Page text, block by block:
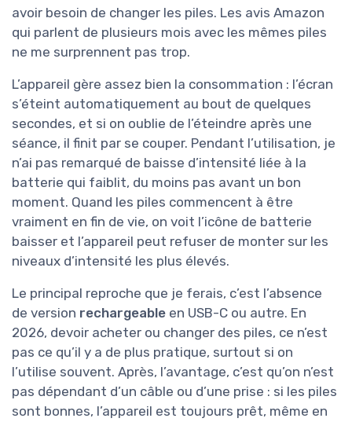
avoir besoin de changer les piles. Les avis Amazon
qui parlent de plusieurs mois avec les mêmes piles
ne me surprennent pas trop.
L’appareil gère assez bien la consommation : l’écran
s’éteint automatiquement au bout de quelques
secondes, et si on oublie de l’éteindre après une
séance, il finit par se couper. Pendant l’utilisation, je
n’ai pas remarqué de baisse d’intensité liée à la
batterie qui faiblit, du moins pas avant un bon
moment. Quand les piles commencent à être
vraiment en fin de vie, on voit l’icône de batterie
baisser et l’appareil peut refuser de monter sur les
niveaux d’intensité les plus élevés.
Le principal reproche que je ferais, c’est l’absence
de version rechargeable en USB-C ou autre. En
2026, devoir acheter ou changer des piles, ce n’est
pas ce qu’il y a de plus pratique, surtout si on
l’utilise souvent. Après, l’avantage, c’est qu’on n’est
pas dépendant d’un câble ou d’une prise : si les piles
sont bonnes, l’appareil est toujours prêt, même en